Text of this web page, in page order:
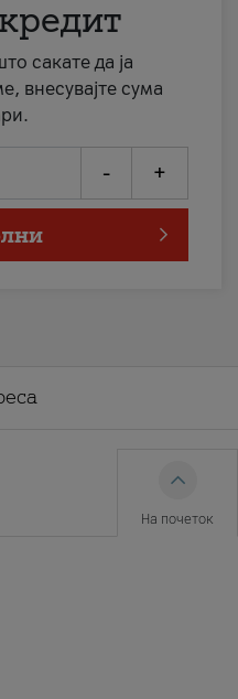
сакате да ја
внесувајте сума
- +
На почеток